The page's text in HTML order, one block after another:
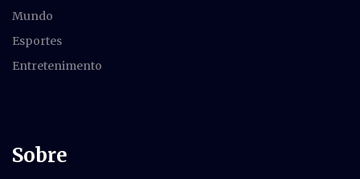
Mundo
Esportes
Entretenimento
Sobre